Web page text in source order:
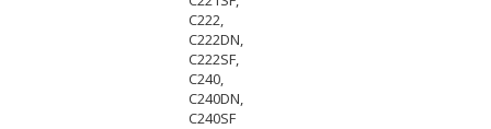
C222,
C222DN,
C222SF,
C240,
C240DN,
C240SF